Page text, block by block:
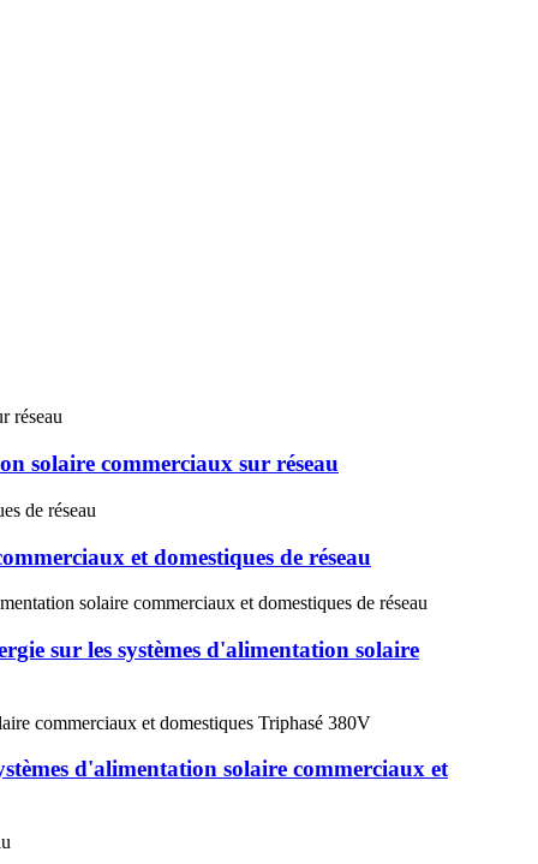
solaire commerciaux sur réseau
et domestiques de réseau
sur les systèmes d'alimentation solaire
d'alimentation solaire commerciaux et